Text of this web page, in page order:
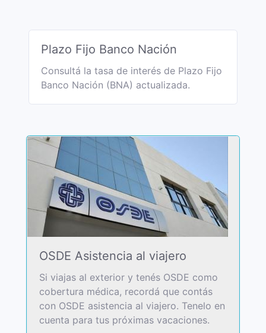
Plazo Fijo Banco Nación
Consultá la tasa de interés de Plazo Fijo
Banco Nación (BNA) actualizada.
OSDE Asistencia al viajero
Si viajas al exterior y tenés OSDE como
cobertura médica, recordá que contás
con OSDE asistencia al viajero. Tenelo en
cuenta para tus próximas vacaciones.